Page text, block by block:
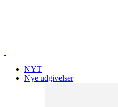
NYT
Nye udgivelser